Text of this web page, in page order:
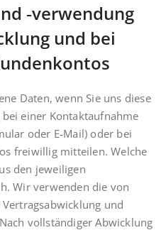
‑verwendung
und bei
Daten, wenn Sie uns diese
einer Kontaktaufnahme
oder E‑Mail) oder bei
freiwillig mitteilen. Welche
den jeweiligen
Wir verwenden die von
und
vollständiger Abwicklung